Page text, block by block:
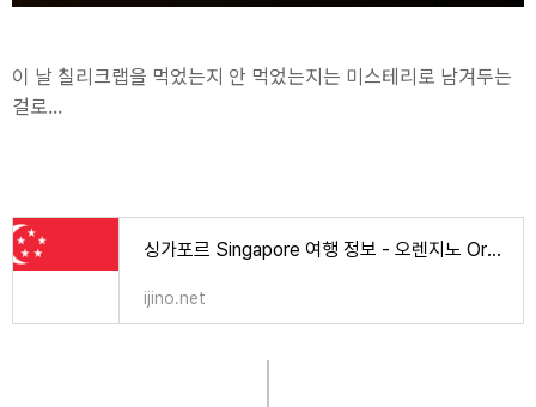
이 날 칠리크랩을 먹었는지 안 먹었는지는 미스테리로 남겨두는
걸로...
싱가포르 Singapore 여행 정보 - 오렌지노 OranJino | 음악, 책, 강의
ijino.net